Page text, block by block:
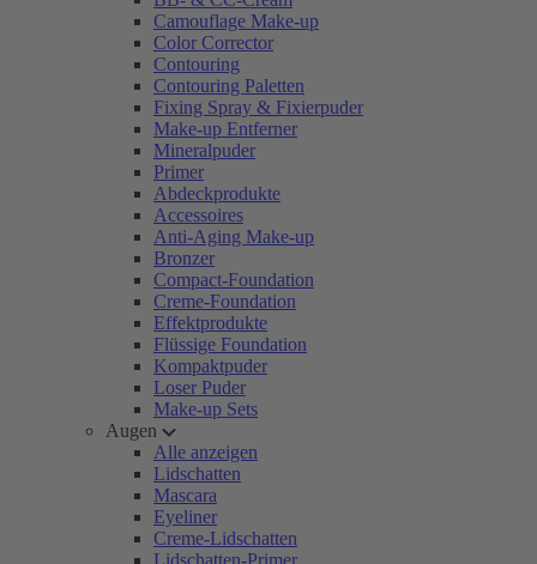
Camouflage Make-up
Color Corrector
Contouring
Contouring Paletten
Fixing Spray & Fixierpuder
Make-up Entferner
Mineralpuder
Primer
Abdeckprodukte
Accessoires
Anti-Aging Make-up
Bronzer
Compact-Foundation
Creme-Foundation
Effektprodukte
Flüssige Foundation
Kompaktpuder
Loser Puder
Make-up Sets
Augen
Alle anzeigen
Lidschatten
Mascara
Eyeliner
Creme-Lidschatten
Lidschatten-Primer